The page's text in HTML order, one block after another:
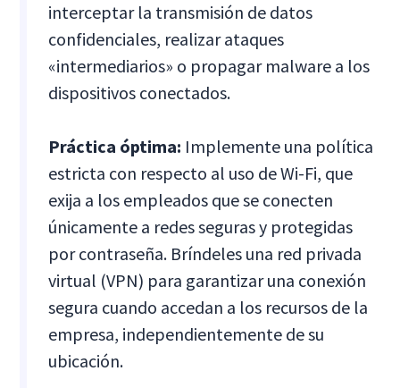
interceptar la transmisión de datos
confidenciales, realizar ataques
«intermediarios» o propagar malware a los
dispositivos conectados.
Práctica óptima: Implemente una política
estricta con respecto al uso de Wi-Fi, que
exija a los empleados que se conecten
únicamente a redes seguras y protegidas
por contraseña. Bríndeles una red privada
virtual (VPN) para garantizar una conexión
segura cuando accedan a los recursos de la
empresa, independientemente de su
ubicación.